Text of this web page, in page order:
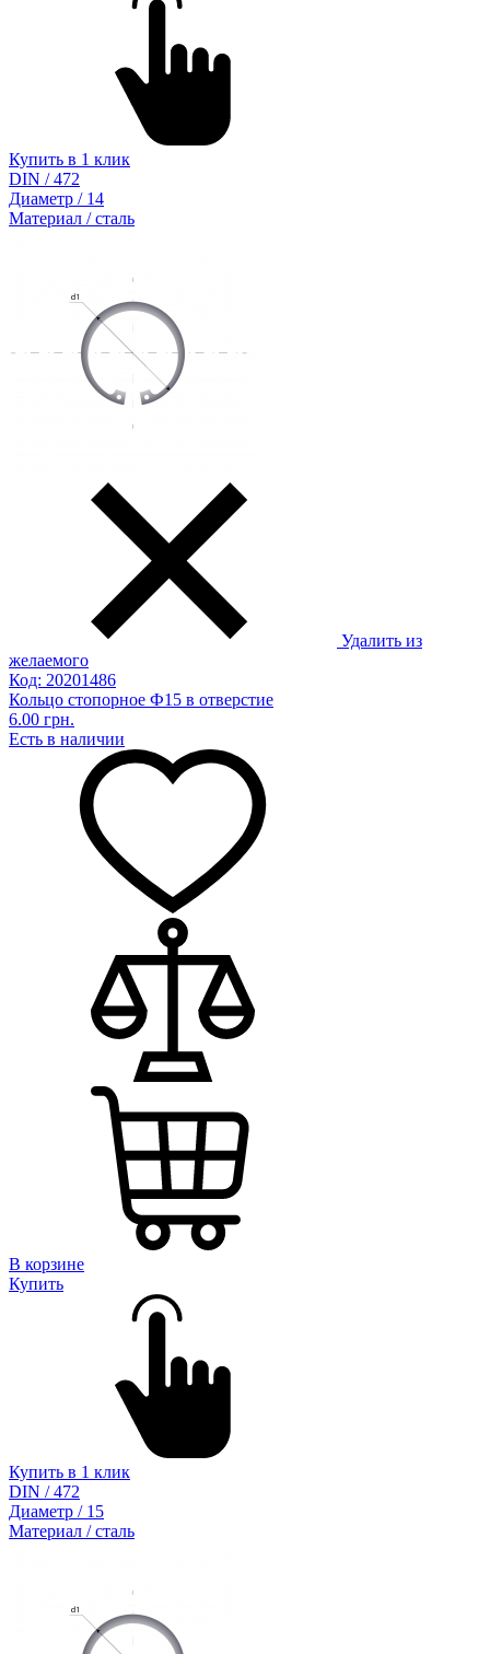
Купить в 1 клик
DIN / 472
Диаметр / 14
Материал / сталь
Удалить из
желаемого
Код: 20201486
Кольцо стопорное Ф15 в отверстие
6.00 грн.
Есть в наличии
В корзине
Купить
Купить в 1 клик
DIN / 472
Диаметр / 15
Материал / сталь